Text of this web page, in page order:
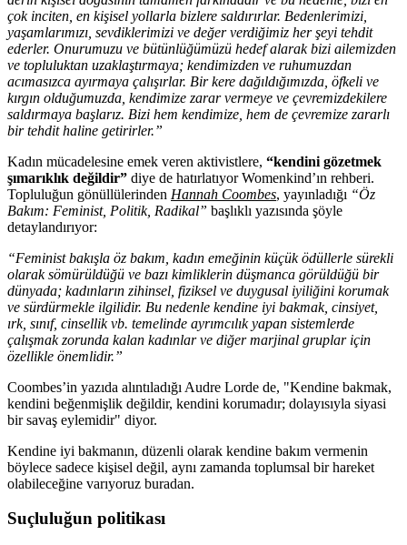
çok inciten, en kişisel yollarla bizlere saldırırlar. Bedenlerimizi,
yaşamlarımızı, sevdiklerimizi ve değer verdiğimiz her şeyi tehdit
ederler. Onurumuzu ve bütünlüğümüzü hedef alarak bizi ailemizden
ve topluluktan uzaklaştırmaya; kendimizden ve ruhumuzdan
acımasızca ayırmaya çalışırlar. Bir kere dağıldığımızda, öfkeli ve
kırgın olduğumuzda, kendimize zarar vermeye ve çevremizdekilere
saldırmaya başlarız. Bizi hem kendimize, hem de çevremize zararlı
bir tehdit haline getirirler.”
Kadın mücadelesine emek veren aktivistlere, “kendini gözetmek
şımarıklık değildir” diye de hatırlatıyor Womenkind’ın rehberi.
Topluluğun gönüllülerinden Hannah Coombes, yayınladığı “Öz
Bakım: Feminist, Politik, Radikal” başlıklı yazısında şöyle
detaylandırıyor:
“Feminist bakışla öz bakım, kadın emeğinin küçük ödüllerle sürekli
olarak sömürüldüğü ve bazı kimliklerin düşmanca görüldüğü bir
dünyada; kadınların zihinsel, fiziksel ve duygusal iyiliğini korumak
ve sürdürmekle ilgilidir. Bu nedenle kendine iyi bakmak, cinsiyet,
ırk, sınıf, cinsellik vb. temelinde ayrımcılık yapan sistemlerde
çalışmak zorunda kalan kadınlar ve diğer marjinal gruplar için
özellikle önemlidir.”
Coombes’in yazıda alıntıladığı Audre Lorde de, "Kendine bakmak,
kendini beğenmişlik değildir, kendini korumadır; dolayısıyla siyasi
bir savaş eylemidir" diyor.
Kendine iyi bakmanın, düzenli olarak kendine bakım vermenin
böylece sadece kişisel değil, aynı zamanda toplumsal bir hareket
olabileceğine varıyoruz buradan.
Suçluluğun politikası